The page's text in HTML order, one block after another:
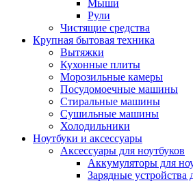
Мыши
Рули
Чистящие средства
Крупная бытовая техника
Вытяжки
Кухонные плиты
Морозильные камеры
Посудомоечные машины
Стиральные машины
Сушильные машины
Холодильники
Ноутбуки и аксессуары
Аксессуары для ноутбуков
Аккумуляторы для
Зарядные устройства